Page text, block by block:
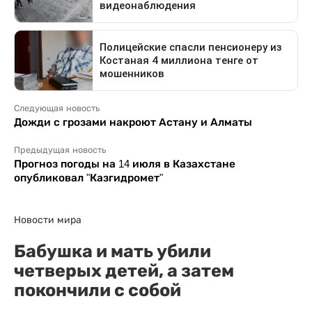
Следующая новость
Дожди с грозами накроют Астану и Алматы
Предыдущая новость
Прогноз погоды на 14 июля в Казахстане
опубликовал "Казгидромет"
Новости мира
Бабушка и мать убили
четверых детей, а затем
покончили с собой